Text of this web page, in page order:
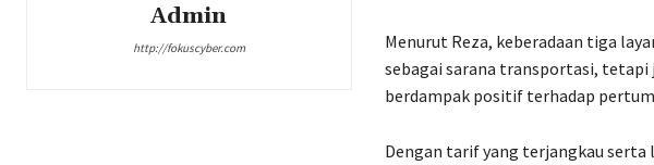
Admin
http://fokuscyber.com
Menurut Reza, keberadaan tiga
sebagai sarana transportasi,
berdampak positif terhadap
Dengan tarif yang terjangkau serta